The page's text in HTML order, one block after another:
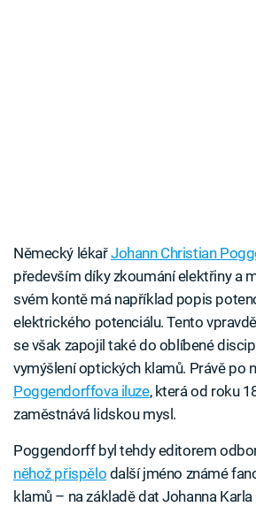
Německý lékařJohann Christian
především díky zkoumání elektřiny a
svém kontě má například popis
elektrického potenciálu. Tento
se však zapojil také do oblíbené
vymýšlení optických klamů. Právě po
Poggendorffova iluze, která od roku
zaměstnává lidskou mysl.
Poggendorff byl tehdy editorem
něhož přispělo další jméno známé
klamů – na základě dat Johanna